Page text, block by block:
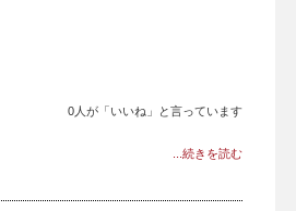
0人が「いいね」と言っています
...続きを読む